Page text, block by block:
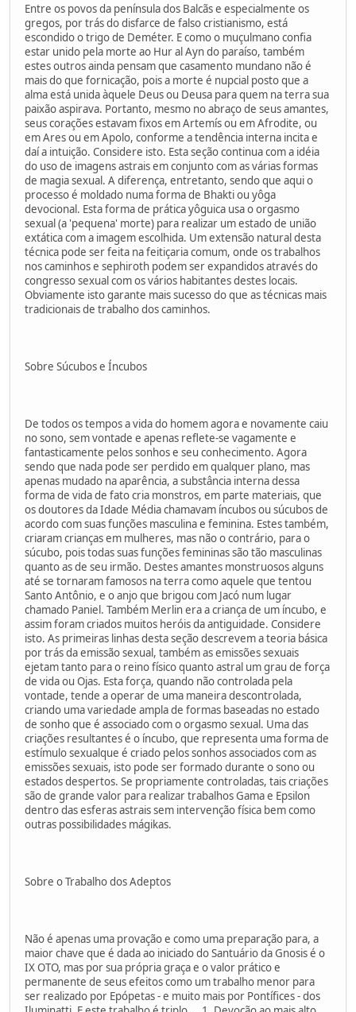
Entre os povos da península dos Balcãs e especialmente os
gregos, por trás do disfarce de falso cristianismo, está
escondido o trigo de Deméter. E como o muçulmano confia
estar unido pela morte ao Hur al Ayn do paraíso, também
estes outros ainda pensam que casamento mundano não é
mais do que fornicação, pois a morte é nupcial posto que a
alma está unida àquele Deus ou Deusa para quem na terra sua
paixão aspirava. Portanto, mesmo no abraço de seus amantes,
seus corações estavam fixos em Artemís ou em Afrodite, ou
em Ares ou em Apolo, conforme a tendência interna incita e
daí a intuição. Considere isto. Esta seção continua com a idéia
do uso de imagens astrais em conjunto com as várias formas
de magia sexual. A diferença, entretanto, sendo que aqui o
processo é moldado numa forma de Bhakti ou yôga
devocional. Esta forma de prática yôguica usa o orgasmo
sexual (a 'pequena' morte) para realizar um estado de união
extática com a imagem escolhida. Um extensão natural desta
técnica pode ser feita na feitiçaria comum, onde os trabalhos
nos caminhos e sephiroth podem ser expandidos através do
congresso sexual com os vários habitantes destes locais.
Obviamente isto garante mais sucesso do que as técnicas mais
tradicionais de trabalho dos caminhos.
Sobre Súcubos e Íncubos
De todos os tempos a vida do homem agora e novamente caiu
no sono, sem vontade e apenas reflete-se vagamente e
fantasticamente pelos sonhos e seu conhecimento. Agora
sendo que nada pode ser perdido em qualquer plano, mas
apenas mudado na aparência, a substância interna dessa
forma de vida de fato cria monstros, em parte materiais, que
os doutores da Idade Média chamavam íncubos ou súcubos de
acordo com suas funções masculina e feminina. Estes também,
criaram crianças em mulheres, mas não o contrário, para o
súcubo, pois todas suas funções femininas são tão masculinas
quanto as de seu irmão. Destes amantes monstruosos alguns
até se tornaram famosos na terra como aquele que tentou
Santo Antônio, e o anjo que brigou com Jacó num lugar
chamado Paniel. Também Merlin era a criança de um íncubo, e
assim foram criados muitos heróis da antiguidade. Considere
isto. As primeiras linhas desta seção descrevem a teoria básica
por trás da emissão sexual, também as emissões sexuais
ejetam tanto para o reino físico quanto astral um grau de força
de vida ou Ojas. Esta força, quando não controlada pela
vontade, tende a operar de uma maneira descontrolada,
criando uma variedade ampla de formas baseadas no estado
de sonho que é associado com o orgasmo sexual. Uma das
criações resultantes é o íncubo, que representa uma forma de
estímulo sexualque é criado pelos sonhos associados com as
emissões sexuais, isto pode ser formado durante o sono ou
estados despertos. Se propriamente controladas, tais criações
são de grande valor para realizar trabalhos Gama e Epsilon
dentro das esferas astrais sem intervenção física bem como
outras possibilidades mágikas.
Sobre o Trabalho dos Adeptos
Não é apenas uma provação e como uma preparação para, a
maior chave que é dada ao iniciado do Santuário da Gnosis é o
IX OTO, mas por sua própria graça e o valor prático e
permanente de seus efeitos como um trabalho menor para
ser realizado por Epópetas - e muito mais por Pontífices - dos